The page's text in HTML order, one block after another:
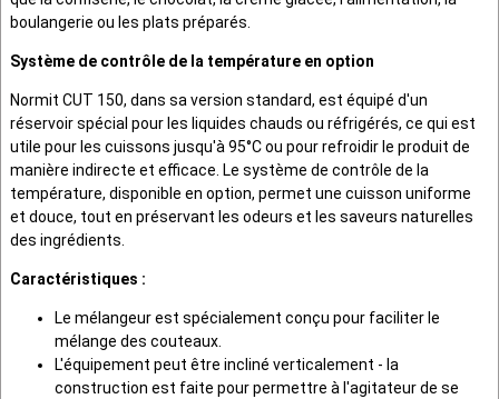
boulangerie ou les plats préparés.
Système de contrôle de la température en option
Normit CUT 150, dans sa version standard, est équipé d'un
réservoir spécial pour les liquides chauds ou réfrigérés, ce qui est
utile pour les cuissons jusqu'à 95°C ou pour refroidir le produit de
manière indirecte et efficace. Le système de contrôle de la
température, disponible en option, permet une cuisson uniforme
et douce, tout en préservant les odeurs et les saveurs naturelles
des ingrédients.
Caractéristiques :
Le mélangeur est spécialement conçu pour faciliter le
mélange des couteaux.
L'équipement peut être incliné verticalement - la
construction est faite pour permettre à l'agitateur de se